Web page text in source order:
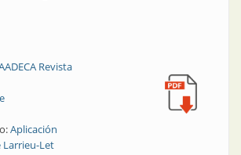
Revista
Aplicación
Larrieu-Let